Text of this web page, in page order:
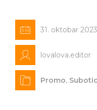
31. oktobar
lovalova.editor
Promo,